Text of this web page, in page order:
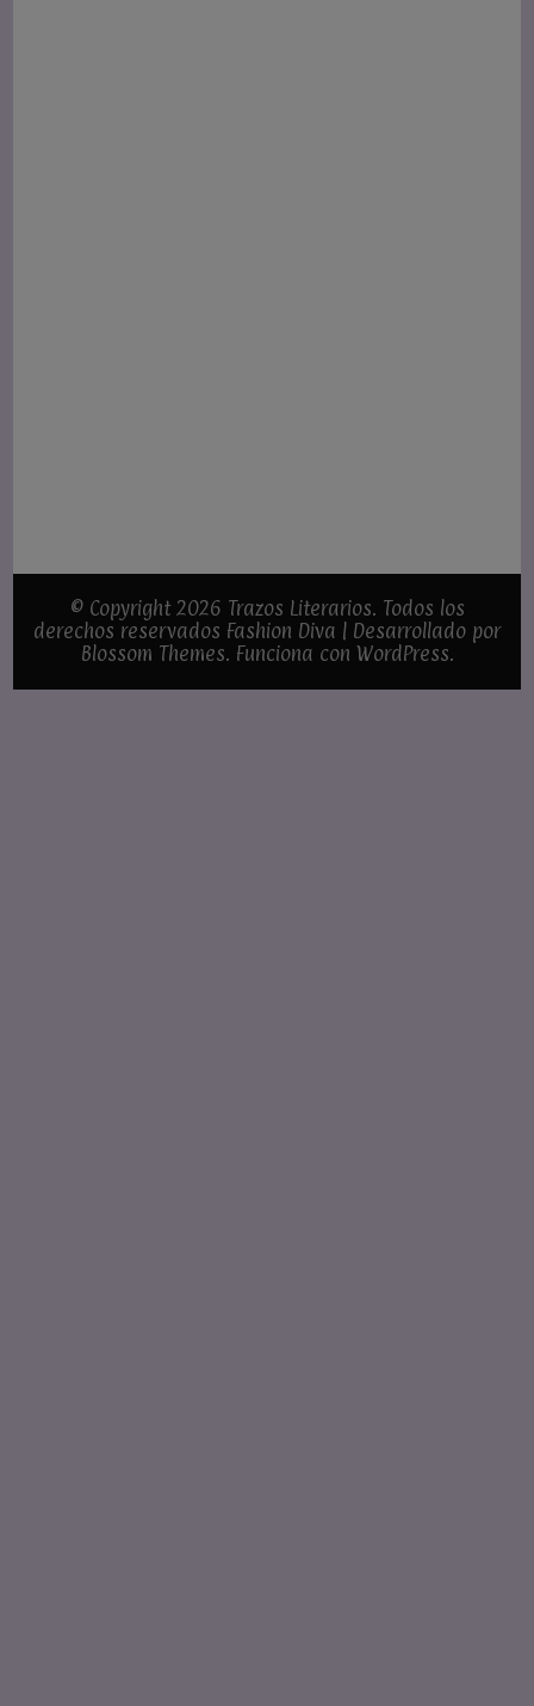
© Copyright 2026 Trazos Literarios. Todos los
derechos reservados Fashion Diva | Desarrollado por
Blossom Themes. Funciona con WordPress.